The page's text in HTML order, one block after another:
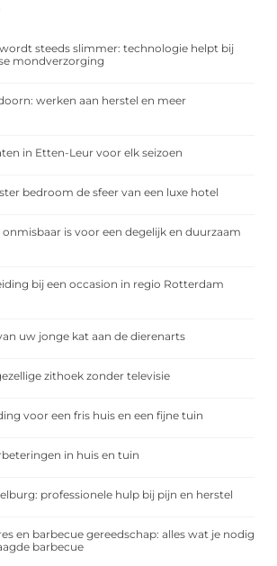
steeds slimmer: technologie helpt bij
mondverzorging
werken aan herstel en meer
in Etten-Leur voor elk seizoen
bedroom de sfeer van een luxe hotel
is voor een degelijk en duurzaam
bij een occasion in regio Rotterdam
uw jonge kat aan de dierenarts
zithoek zonder televisie
voor een fris huis en een fijne tuin
in huis en tuin
professionele hulp bij pijn en herstel
en barbecue gereedschap: alles wat je nodig
barbecue